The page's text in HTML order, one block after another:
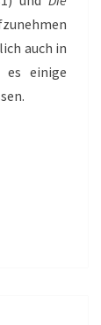
auch in
einige